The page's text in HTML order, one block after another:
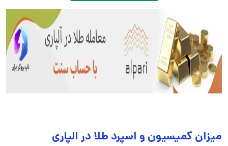
میزان کمیسیون و اسپرد طلا در الپاری